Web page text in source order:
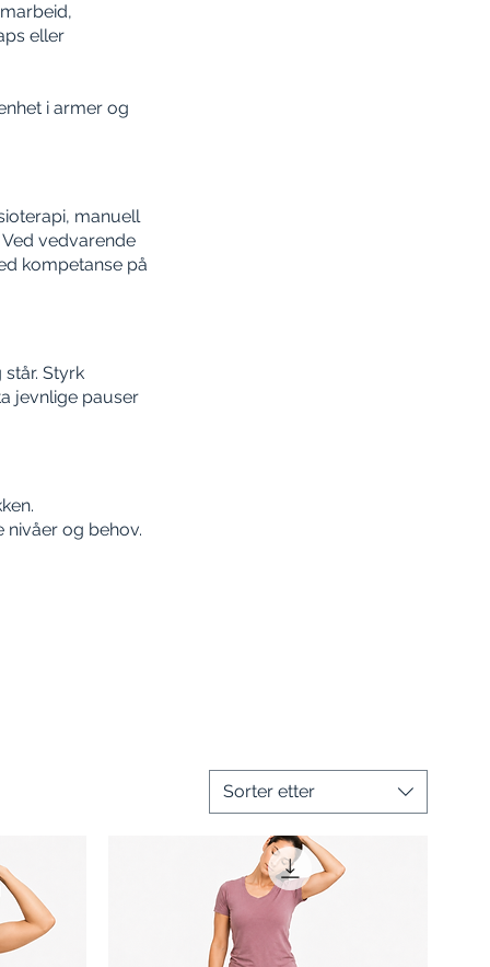
eller
i armer og
manuell
vedvarende
kompetanse på
Styrk
jevnlige pauser
nivåer og behov.
Sorter etter